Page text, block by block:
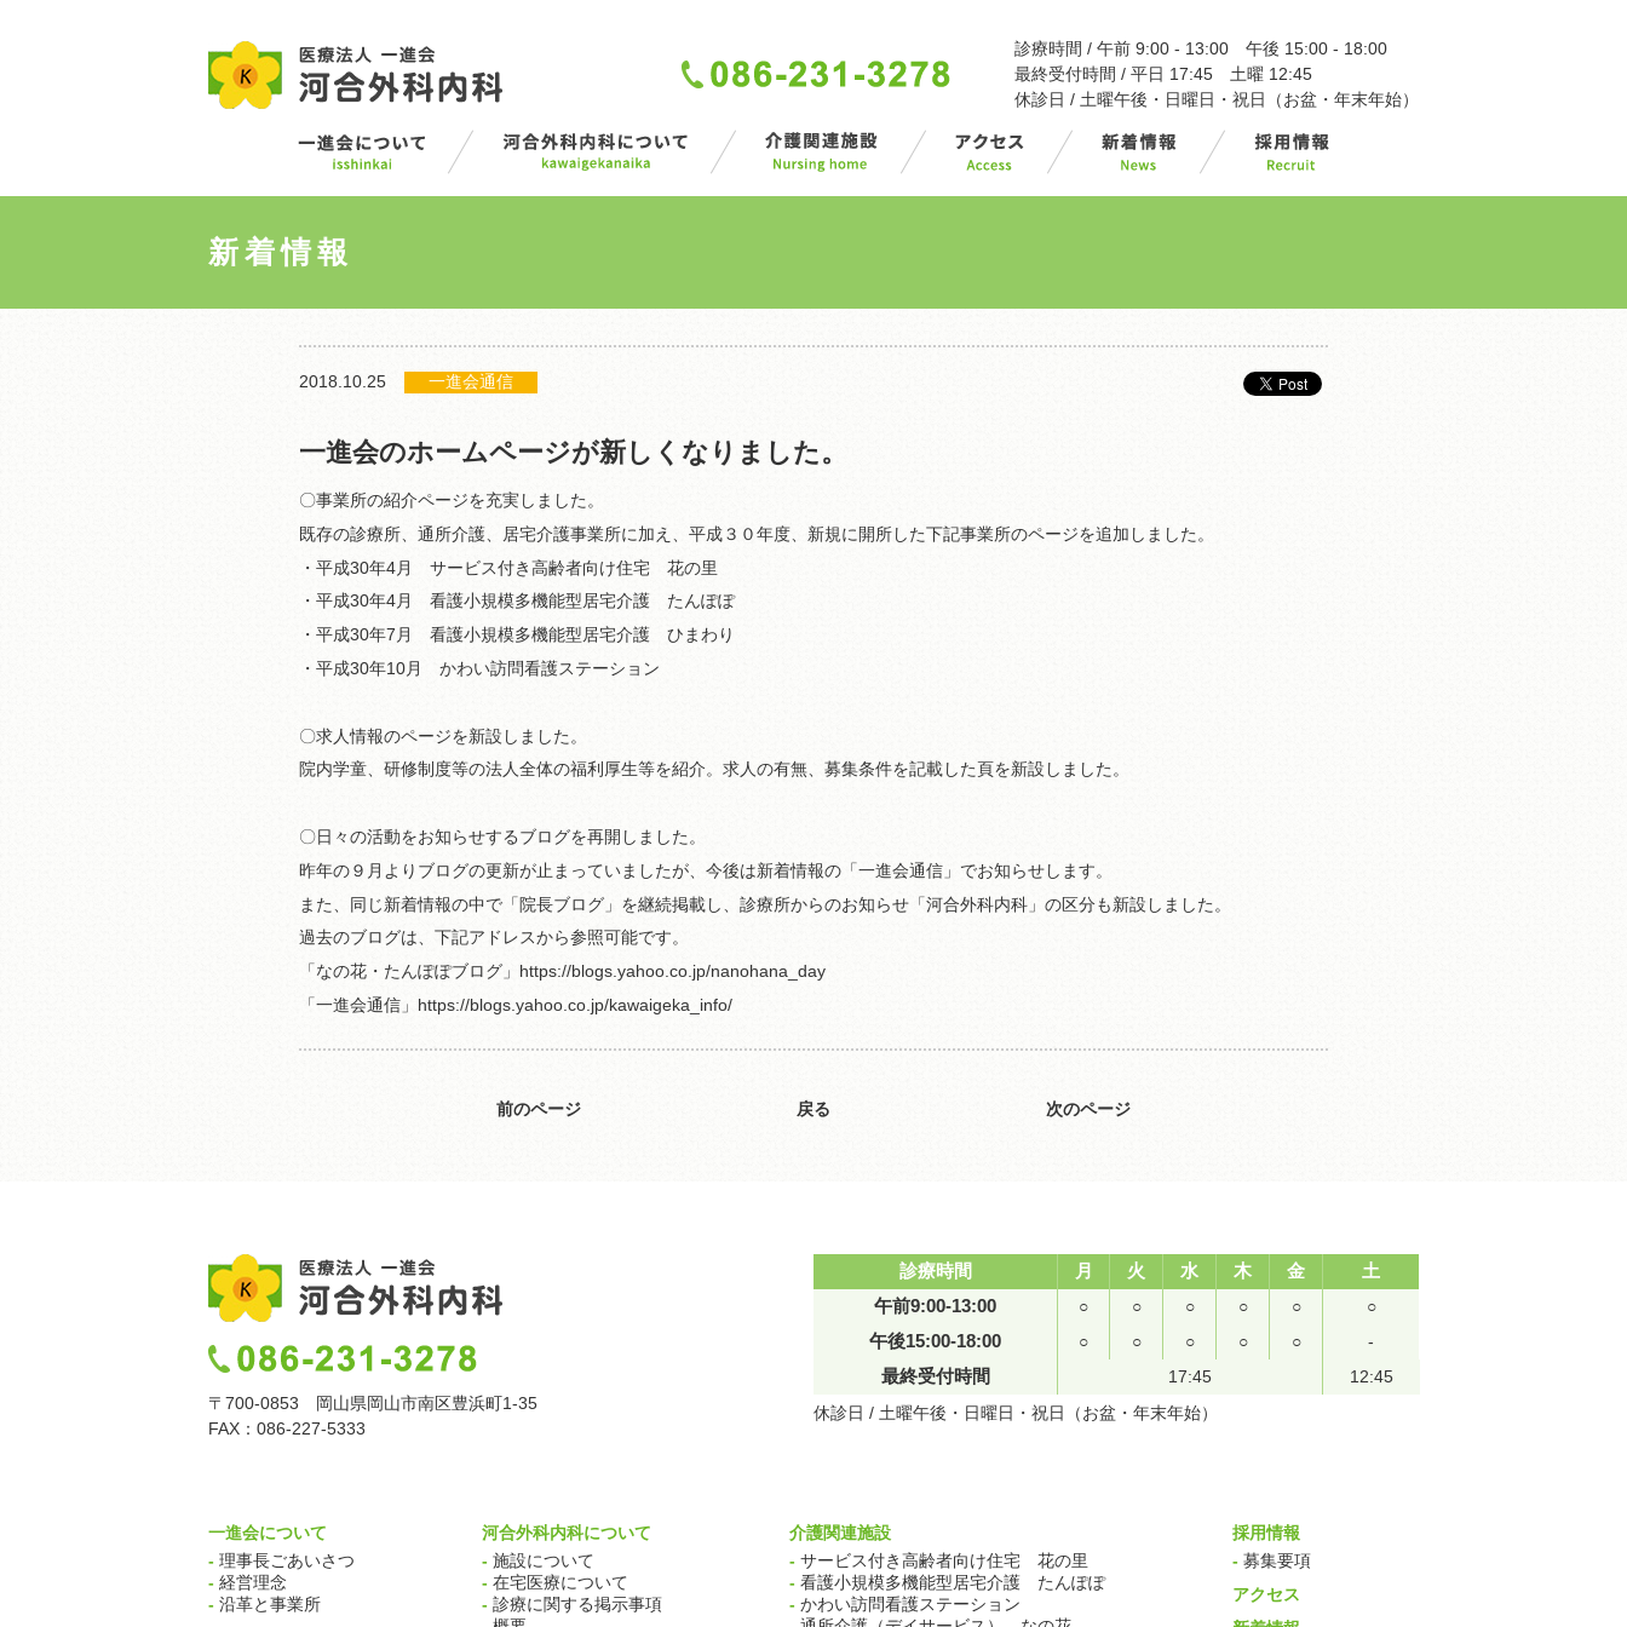
診療時間 / 午前 9:00 - 13:00 午後 15:00 - 18:00
最終受付時間 / 平日 17:45 土曜 12:45
休診日 / 土曜午後・日曜日・祝日（お盆・年末年始）
新着情報
2018.10.25 一進会通信
一進会のホームページが新しくなりました。
〇事業所の紹介ページを充実しました。
既存の診療所、通所介護、居宅介護事業所に加え、平成３０年度、新規に開所した下記事業所のページを追加しました。
・平成30年4月 サービス付き高齢者向け住宅 花の里
・平成30年4月 看護小規模多機能型居宅介護 たんぽぽ
・平成30年7月 看護小規模多機能型居宅介護 ひまわり
・平成30年10月 かわい訪問看護ステーション
〇求人情報のページを新設しました。
院内学童、研修制度等の法人全体の福利厚生等を紹介。求人の有無、募集条件を記載した頁を新設しました。
〇日々の活動をお知らせするブログを再開しました。
昨年の９月よりブログの更新が止まっていましたが、今後は新着情報の「一進会通信」でお知らせします。
また、同じ新着情報の中で「院長ブログ」を継続掲載し、診療所からのお知らせ「河合外科内科」の区分も新設しました。
過去のブログは、下記アドレスから参照可能です。
「なの花・たんぽぽブログ」https://blogs.yahoo.co.jp/nanohana_day
「一進会通信」https://blogs.yahoo.co.jp/kawaigeka_info/
前のページ 戻る 次のページ
〒700-0853 岡山県岡山市南区豊浜町1-35
FAX：086-227-5333
診療時間 月 火 水 木 金
土
午前9:00-13:00
○ ○ ○ ○ ○ ○
午後15:00-18:00 ○ ○ ○ ○ ○ -
最終受付時間 17:45
12:45
休診日 / 土曜午後・日曜日・祝日（お盆・年末年始）
一進会について
- 理事長ごあいさつ
- 経営理念
- 沿革と事業所
河合外科内科について
- 施設について
- 在宅医療について
- 診療に関する掲示事項
介護関連施設
- サービス付き高齢者向け住宅 花の里
- 看護小規模多機能型居宅介護 たんぽぽ
- かわい訪問看護ステーション
採用情報
- 募集要項
アクセス